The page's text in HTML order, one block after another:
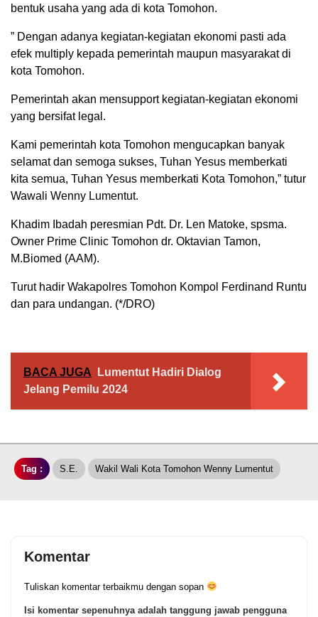
bentuk usaha yang ada di kota Tomohon.
” Dengan adanya kegiatan-kegiatan ekonomi pasti ada
efek multiply kepada pemerintah maupun masyarakat di
kota Tomohon.
Pemerintah akan mensupport kegiatan-kegiatan ekonomi
yang bersifat legal.
Kami pemerintah kota Tomohon mengucapkan banyak
selamat dan semoga sukses, Tuhan Yesus memberkati
kita semua, Tuhan Yesus memberkati Kota Tomohon,” tutur
Wawali Wenny Lumentut.
Khadim Ibadah peresmian Pdt. Dr. Len Matoke, spsma.
Owner Prime Clinic Tomohon dr. Oktavian Tamon,
M.Biomed (AAM).
Turut hadir Wakapolres Tomohon Kompol Ferdinand Runtu
dan para undangan. (*/DRO)
BACA JUGA
Lumentut Hadiri Dialog
Jelang Pemilu 2024
Tag : S.E. Wakil Wali Kota Tomohon Wenny Lumentut
Komentar
Tuliskan komentar terbaikmu dengan sopan
Isi komentar sepenuhnya adalah tanggung jawab pengguna